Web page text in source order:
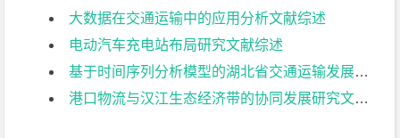
大数据在交通运输中的应用分析文献综述
电动汽车充电站布局研究文献综述
基于时间序列分析模型的湖北省交通运输发展分析与预测文献综述
港口物流与汉江生态经济带的协同发展研究文献综述